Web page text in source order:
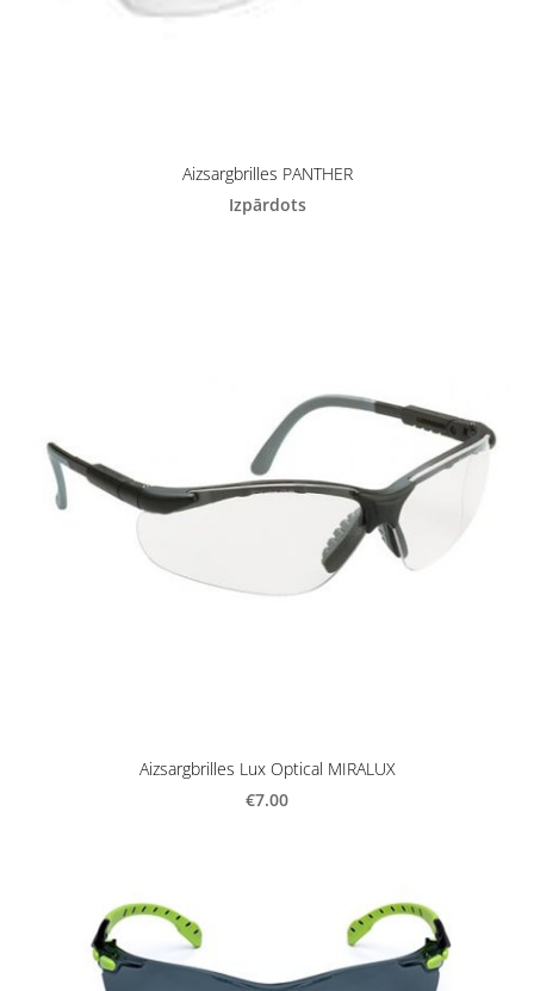
Aizsargbrilles PANTHER
Izpārdots
Aizsargbrilles Lux Optical MIRALUX
€7.00